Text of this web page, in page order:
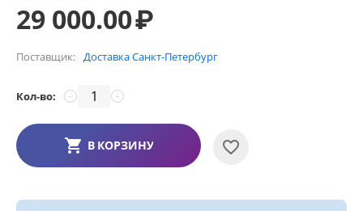
29 000.00₽
Поставщик: Доставка Санкт-Петербург
Кол-во: +
−
В КОРЗИНУ